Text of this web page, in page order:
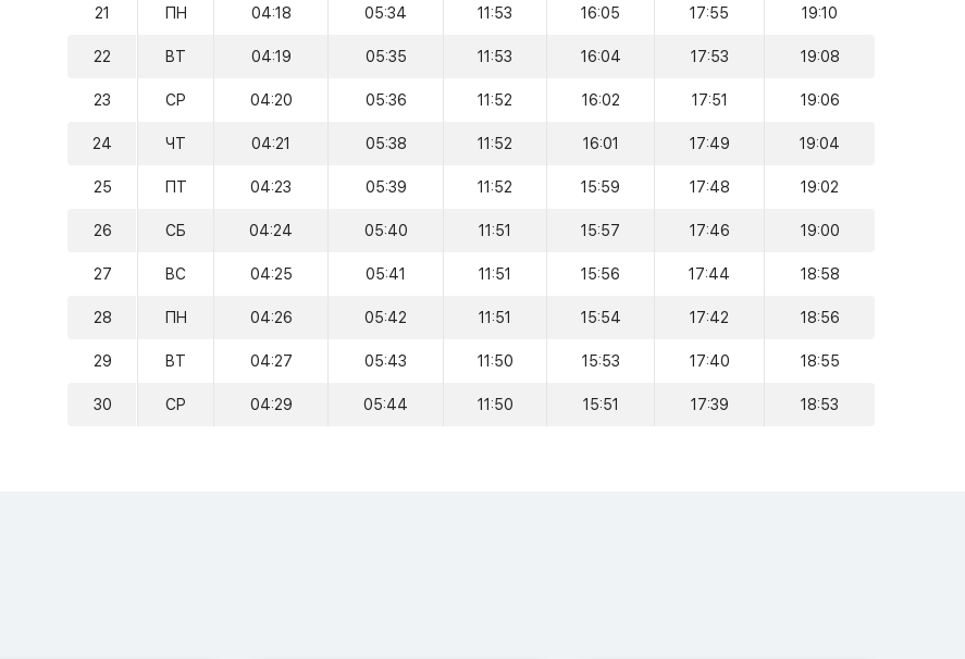
21 ПН 04:18 05:34 11:53 16:05 17:55 19:10
22 ВТ 04:19 05:35 11:53 16:04 17:53 19:08
23 СР 04:20 05:36 11:52 16:02 17:51 19:06
24 ЧТ 04:21 05:38 11:52 16:01 17:49 19:04
25 ПТ 04:23 05:39 11:52 15:59 17:48 19:02
26 СБ 04:24 05:40 11:51 15:57 17:46 19:00
27 ВС 04:25 05:41 11:51 15:56 17:44 18:58
28 ПН 04:26 05:42 11:51 15:54 17:42 18:56
29 ВТ 04:27 05:43 11:50 15:53 17:40 18:55
30 СР 04:29 05:44 11:50 15:51 17:39 18:53